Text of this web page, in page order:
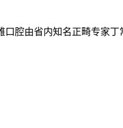
腔由省内知名正畸专家